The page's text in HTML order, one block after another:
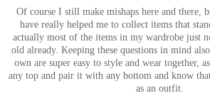
Of course I still make mishaps here and there,
have really helped me to collect items that
actually most of the items in my wardrobe just
old already. Keeping these questions in mind
own are super easy to style and wear together,
any top and pair it with any bottom and know
as an outfit.